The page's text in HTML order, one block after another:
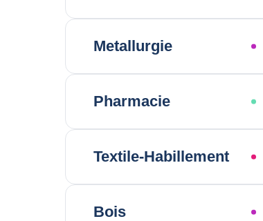
Metallurgie
Pharmacie
Textile-Habillement
Bois